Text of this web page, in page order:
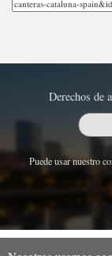
Derechos de
Puede usar nuestro